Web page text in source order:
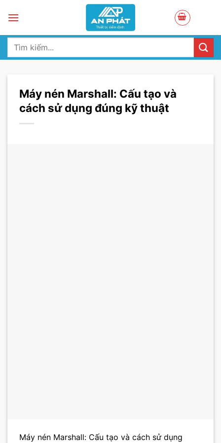
Tìm
Máy nén Marshall: Cấu tạo và
cách sử dụng đúng kỹ thuật
Máy nén Marshall: Cấu tạo và cách sử dụng